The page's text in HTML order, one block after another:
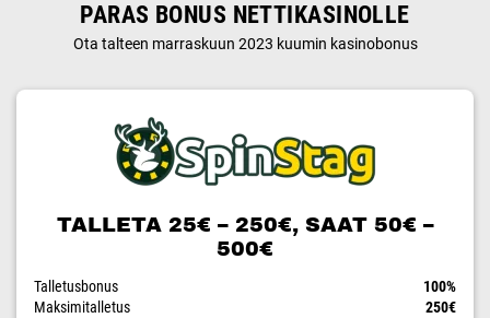
PARAS BONUS NETTIKASINOLLE
Ota talteen marraskuun 2023 kuumin kasinobonus
TALLETA 25€ – 250€, SAAT 50€ –
500€
Talletusbonus
100%
Maksimitalletus
250€